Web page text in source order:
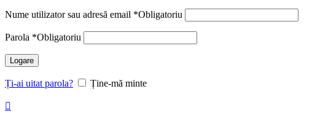
Nume utilizator sau adresă email *Obligatoriu
Parola *Obligatoriu
Logare
Ți-ai uitat parola? Ține-mă minte